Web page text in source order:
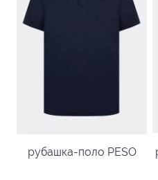
рубашка-поло PESO